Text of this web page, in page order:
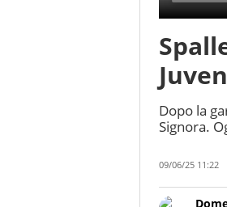
Dopo la
Signora.
09/06/25 11:22